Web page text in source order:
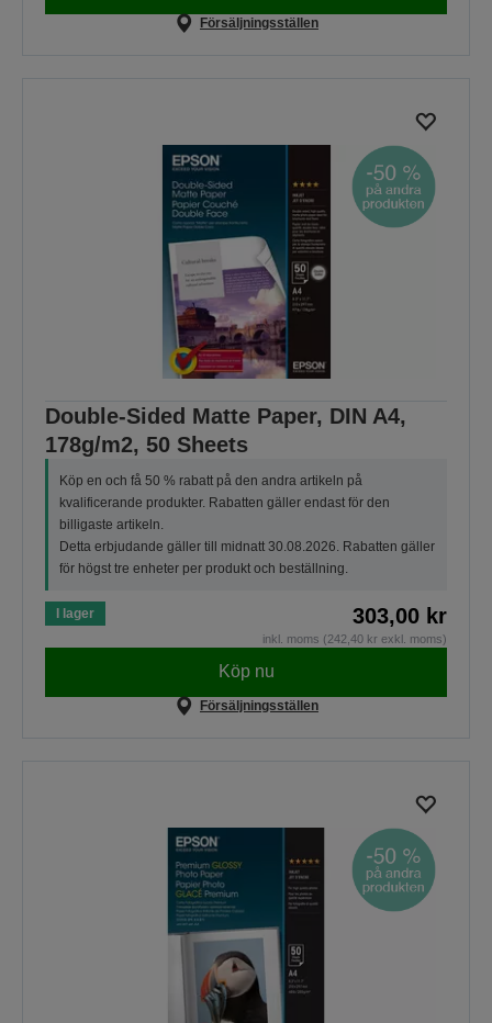
Försäljningsställen
Double-Sided Matte Paper, DIN A4,
178g/m2, 50 Sheets
Köp en och få 50 % rabatt på den andra artikeln på
kvalificerande produkter. Rabatten gäller endast för den
billigaste artikeln.
Detta erbjudande gäller till midnatt 30.08.2026. Rabatten gäller
för högst tre enheter per produkt och beställning.
I lager 303,00 kr
inkl. moms (242,40 kr exkl. moms)
Köp nu
Försäljningsställen